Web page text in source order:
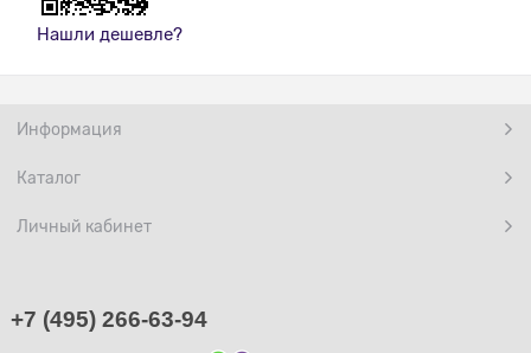
Нашли дешевле?
Информация
Каталог
Личный кабинет
+7 (495) 266-63-94